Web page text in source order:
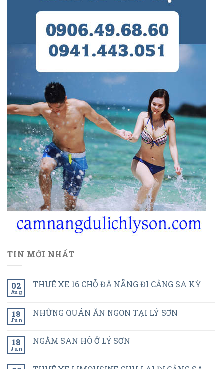
TIN MỚI NHẤT
02
Aug
THUÊ XE 16 CHỖ ĐÀ NẴNG ĐI CẢNG SA KỲ
18
Jun
NHỮNG QUÁN ĂN NGON TẠI LÝ SƠN
18
Jun
NGẮM SAN HÔ Ở LÝ SƠN